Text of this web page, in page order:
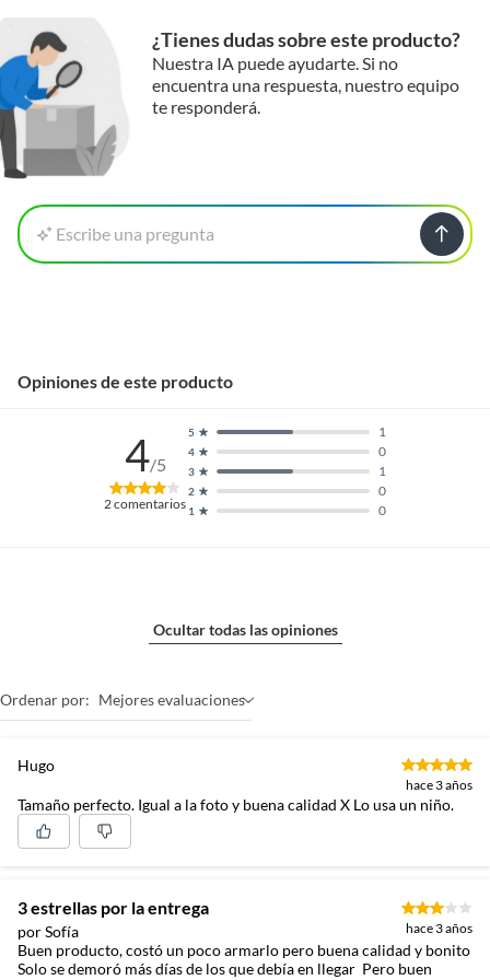
¿Tienes dudas sobre este producto?
Nuestra IA puede ayudarte. Si no
encuentra una respuesta, nuestro equipo
te responderá.
Escribe una pregunta
Opiniones de este producto
4/5
2comentarios 1 0
2 0
3 1
4 0
5 1
Ocultar todas las opiniones
Ordenar por: Mejores evaluaciones
Hugo
hace 3 años
Tamaño perfecto. Igual a la foto y buena calidad X Lo usa un niño.
3 estrellas por la entrega
por Sofía hace 3 años
Buen producto, costó un poco armarlo pero buena calidad y bonito
Solo se demoró más días de los que debía en llegar Pero buen